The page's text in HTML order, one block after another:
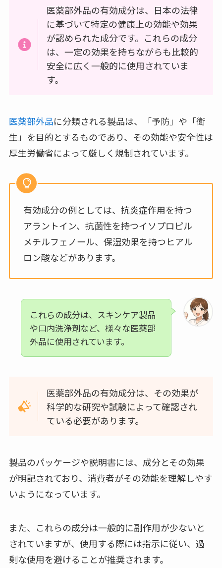
医薬部外品の有効成分は、日本の法律
に基づいて特定の健康上の効能や効果
が認められた成分です。これらの成分
は、一定の効果を持ちながらも比較的
安全に広く一般的に使用されていま
す。
医薬部外品に分類される製品は、「予防」や「衛
生」を目的とするものであり、その効能や安全性は
厚生労働省によって厳しく規制されています。
有効成分の例としては、抗炎症作用を持つ
アラントイン、抗菌性を持つイソプロピル
メチルフェノール、保湿効果を持つヒアル
ロン酸などがあります。
これらの成分は、スキンケア製品
や口内洗浄剤など、様々な医薬部
外品に使用されています。
医薬部外品の有効成分は、その効果が
科学的な研究や試験によって確認され
ている必要があります。
製品のパッケージや説明書には、成分とその効果
が明記されており、消費者がその効能を理解しやす
いようになっています。
また、これらの成分は一般的に副作用が少ないと
されていますが、使用する際には指示に従い、過
剰な使用を避けることが推奨されます。